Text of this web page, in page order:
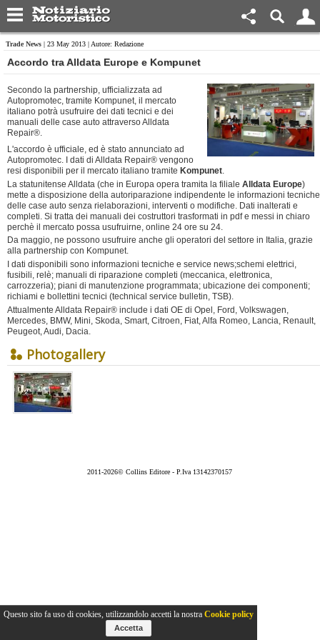
Trade News | 23 May 2013 | Autore: Redazione
Accordo tra Alldata Europe e Kompunet
Secondo la partnership, ufficializzata ad
Autopromotec, tramite Kompunet, il mercato
italiano potrà usufruire dei dati tecnici e dei
manuali delle case auto attraverso Alldata
Repair®.
L'accordo è ufficiale, ed è stato annunciato ad
Autopromotec. I dati di Alldata Repair® vengono
resi disponibili per il mercato italiano tramite Kompunet.
La statunitense Alldata (che in Europa opera tramita la filiale Alldata Europe)
mette a disposizione della autoriparazione indipendente le informazioni tecniche
delle case auto senza rielaborazioni, interventi o modifiche. Dati inalterati e
completi. Si tratta dei manuali dei costruttori trasformati in pdf e messi in chiaro
perchè il mercato possa usufruirne, online 24 ore su 24.
Da maggio, ne possono usufruire anche gli operatori del settore in Italia, grazie
alla partnership con Kompunet.
I dati disponibili sono informazioni tecniche e service news;schemi elettrici,
fusibili, relè; manuali di riparazione completi (meccanica, elettronica,
carrozzeria); piani di manutenzione programmata; ubicazione dei componenti;
richiami e bollettini tecnici (technical service bulletin, TSB).
Attualmente Alldata Repair® include i dati OE di Opel, Ford, Volkswagen,
Mercedes, BMW, Mini, Skoda, Smart, Citroen, Fiat, Alfa Romeo, Lancia, Renault,
Peugeot, Audi, Dacia.
Photogallery
2011-2026© Collins Editore - P.Iva 13142370157
Questo sito fa uso di cookies, utilizzandolo accetti la nostra Cookie policy
Accetta